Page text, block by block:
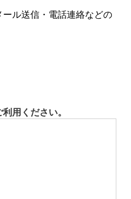
ル送信・電話連絡などの
用ください。